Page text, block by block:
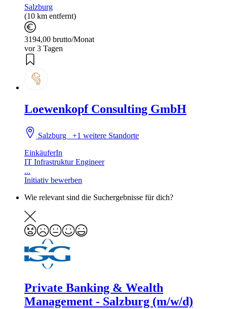
Salzburg
(10 km entfernt)
3194,00 brutto/Monat
vor 3 Tagen
Loewenkopf Consulting GmbH
Salzburg+1 weitere Standorte
EinkäuferIn
IT Infrastruktur Engineer
...
Initiativ bewerben
Wie relevant sind die Suchergebnisse für dich?
Private Banking & Wealth
Management - Salzburg (m/w/d)